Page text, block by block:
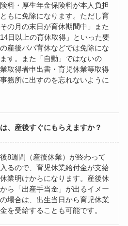
料・厚生年金保険料が本人負担
もに免除になります。ただし育
の月の末日が育休期間中」また
日以上の育休取得」といった要
産後パパ育休などでは免除にな
す。また「自動」ではないの
取得者申出書・育児休業等取得
務所に出すのを忘れないように
、産後すぐにもらえますか？
8週間（産後休業）が終わって
るので、育児休業給付金が支給
業明けからになります。産後休
ら「出産手当金」が出るイメー
場合は、出生当日から育児休業
を受給することも可能です。